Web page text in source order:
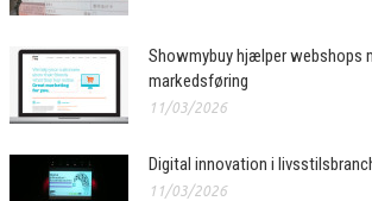
Showmybuy hjælper webshops
markedsføring
11/03/2026
Digital innovation i
11/03/2026